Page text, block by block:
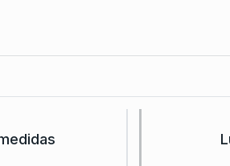
el veto y